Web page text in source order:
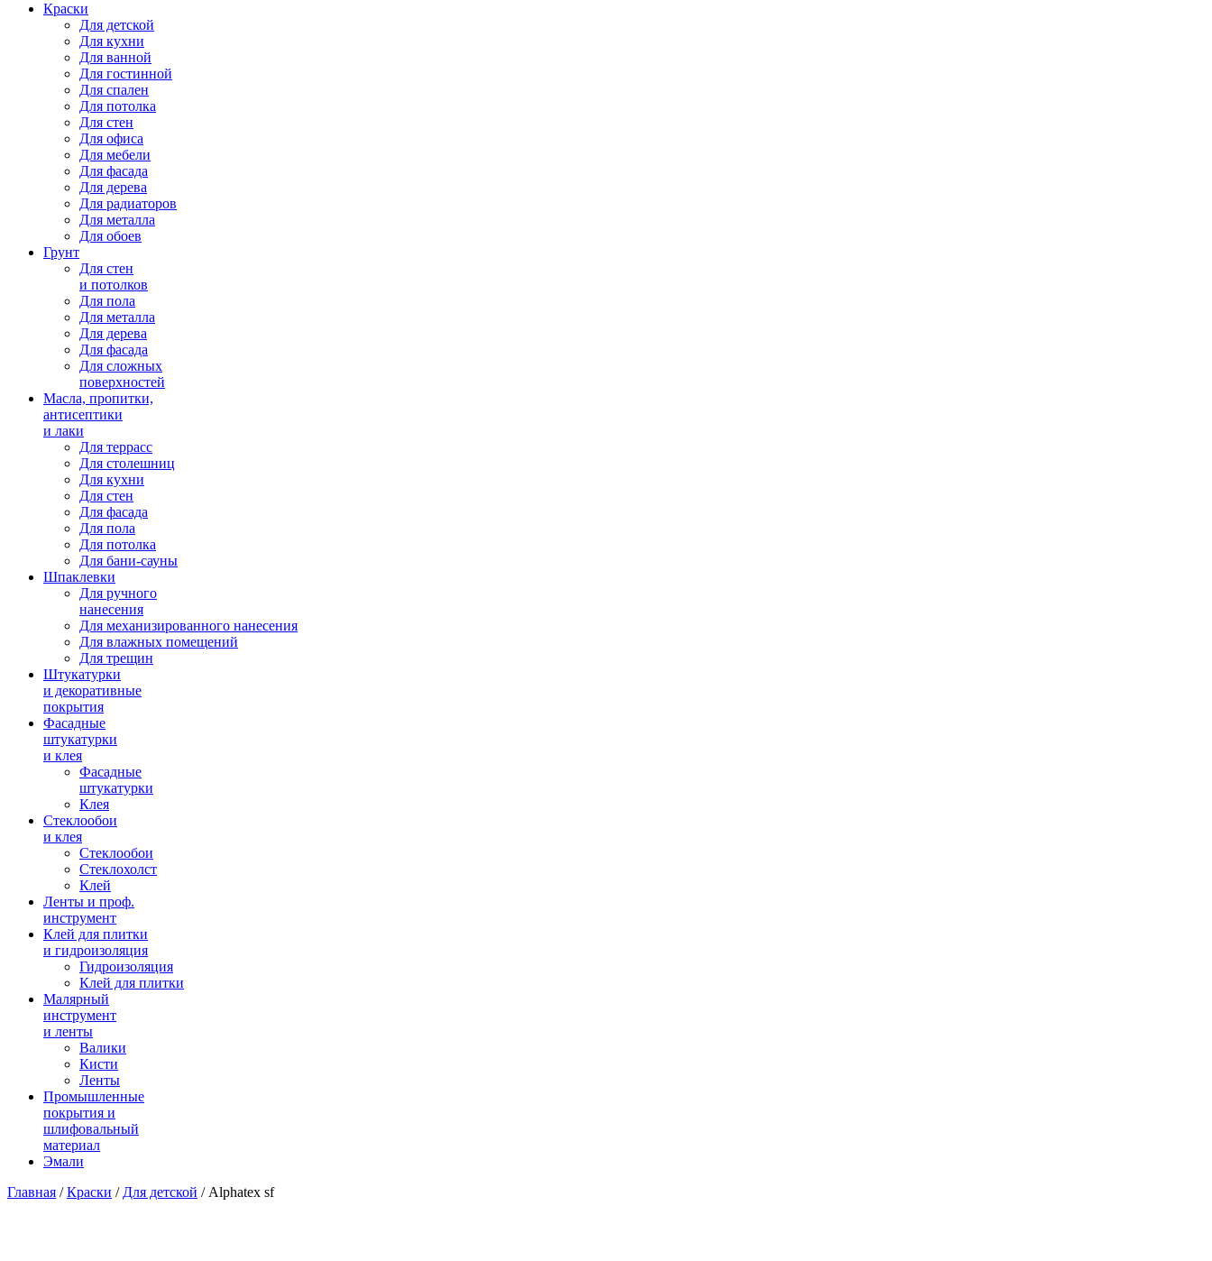
Краски
Для детской
Для кухни
Для ванной
Для гостинной
Для спален
Для потолка
Для стен
Для офиса
Для мебели
Для фасада
Для дерева
Для радиаторов
Для металла
Для обоев
Грунт
Для стен
и потолков
Для пола
Для металла
Для дерева
Для фасада
Для сложных
поверхностей
Масла, пропитки,
антисептики
и лаки
Для террасс
Для столешниц
Для кухни
Для стен
Для фасада
Для пола
Для потолка
Для бани-сауны
Шпаклевки
Для ручного
нанесения
Для механизированного нанесения
Для влажных помещений
Для трещин
Штукатурки
и декоративные
покрытия
Фасадные
штукатурки
и клея
Фасадные
штукатурки
Клея
Стеклообои
и клея
Стеклообои
Стеклохолст
Клей
Ленты и проф.
инструмент
Клей для плитки
и гидроизоляция
Гидроизоляция
Клей для плитки
Малярный
инструмент
и ленты
Валики
Кисти
Ленты
Промышленные
покрытия и
шлифовальный
материал
Эмали
Главная /Краски / Для детской / Alphatex sf